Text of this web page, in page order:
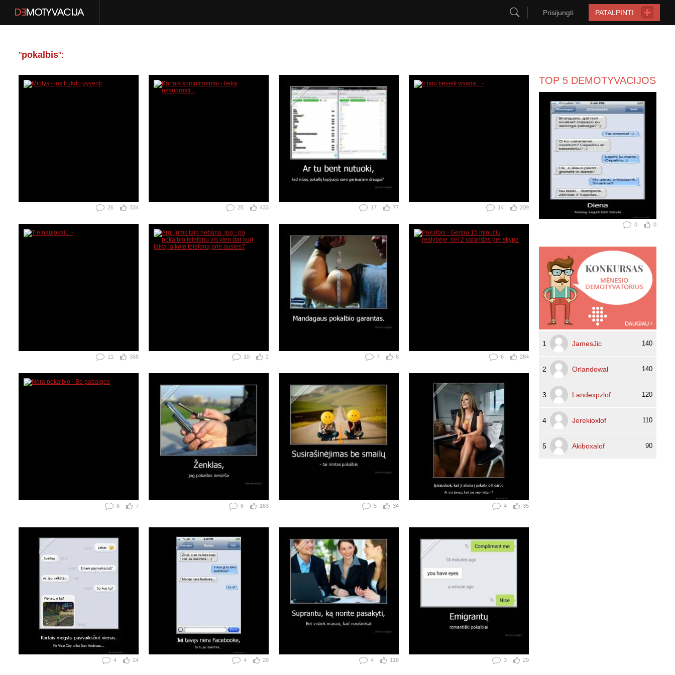
PATALPINTI
Prisijungti
"pokalbis":
26 334 25 433 17 77 14 209
11 358 10 2 7 8 6 284
6 7 6 163 5 34 4 35
4 24 4 29 4 118 3 29
TOP 5 DEMOTYVACIJOS
0 0
1 JamesJic 140
2 Orlandowal 140
3 Landexpzlof 120
4 Jerekioxlof 110
5 Akiboxalof 90